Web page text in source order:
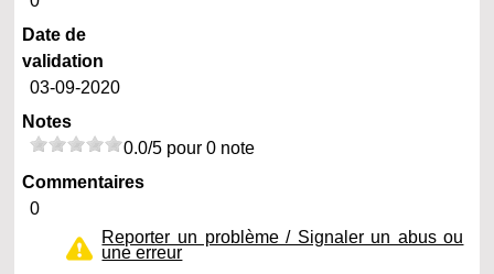
Date de
validation
03-09-2020
Notes
0.0/5 pour 0 note
Commentaires
0
Reporter un problème / Signaler un abus ou
une erreur